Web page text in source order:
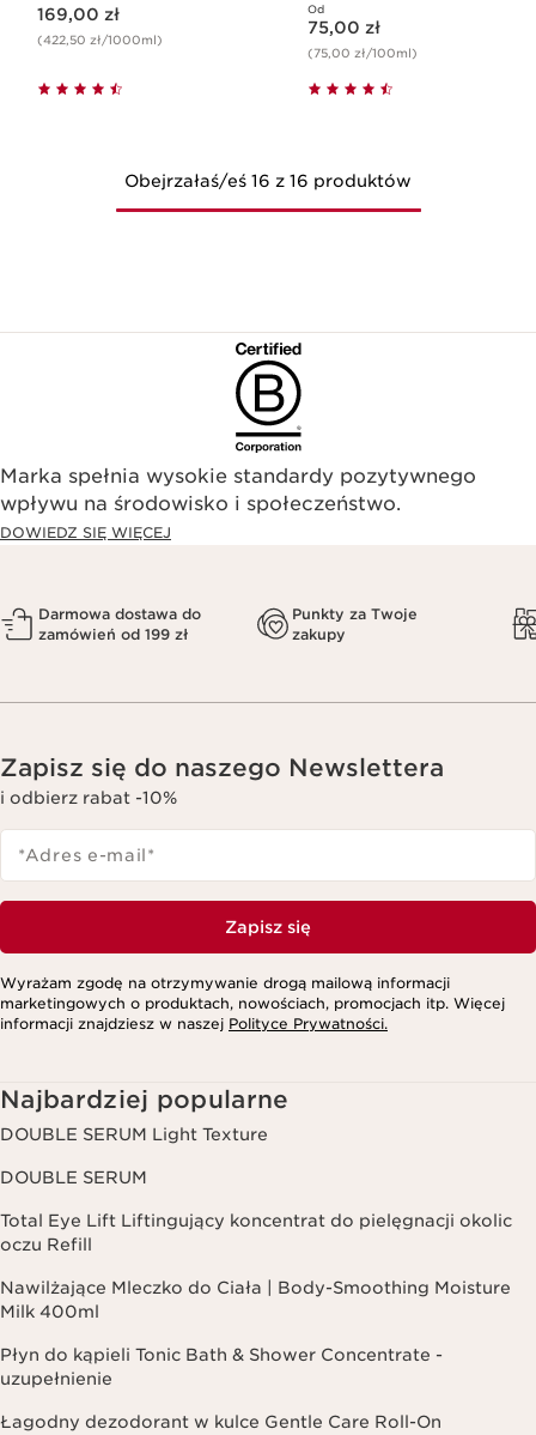
169,00 zł
(422,50 zł/1000ml)
Od
Aktualna cena 75,00 zł
75,00 zł
(75,00 zł/100ml)
Obejrzałaś/eś 16 z 16 produktów
Marka spełnia wysokie standardy pozytywnego
wpływu na środowisko i społeczeństwo.​
DOWIEDZ SIĘ WIĘCEJ
Darmowa dostawa do
zamówień od 199 zł
Punkty za Twoje
zakupy
Zapisz się do naszego Newslettera
i odbierz rabat -10%
*Adres e-mail*
Zapisz się
Wyrażam zgodę na otrzymywanie drogą mailową informacji
marketingowych o produktach, nowościach, promocjach itp. Więcej
informacji znajdziesz w naszej Polityce Prywatności.
Najbardziej popularne
DOUBLE SERUM Light Texture
DOUBLE SERUM
Total Eye Lift Liftingujący koncentrat do pielęgnacji okolic
oczu Refill
Nawilżające Mleczko do Ciała | Body-Smoothing Moisture
Milk 400ml
Płyn do kąpieli Tonic Bath & Shower Concentrate -
uzupełnienie
Łagodny dezodorant w kulce Gentle Care Roll-On